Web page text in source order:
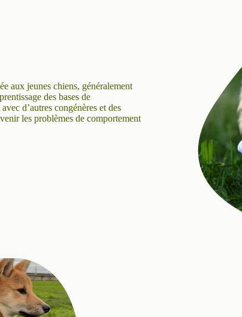
aux jeunes chiens, généralement
des bases de
d’autres congénères et des
les problèmes de comportement